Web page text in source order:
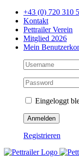
Zum
Inhalt
springen
+43 (0) 720 310
Kontakt
Pettrailer Verein
Mitglied 2026
Mein
Eingeloggt
Registrieren
Facebook
X
YouTube
Instagram